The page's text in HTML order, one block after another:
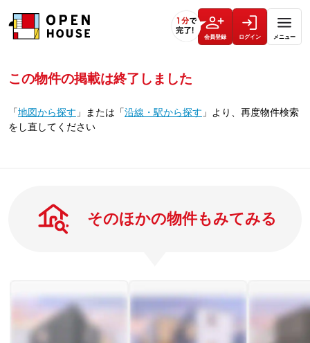
会員登録 ログイン メニュー
この物件の掲載は終了しました
「地図から探す 」 または 「沿線・駅から探す 」 より、再度物件検索
をし直してください
そのほかの物件もみてみる